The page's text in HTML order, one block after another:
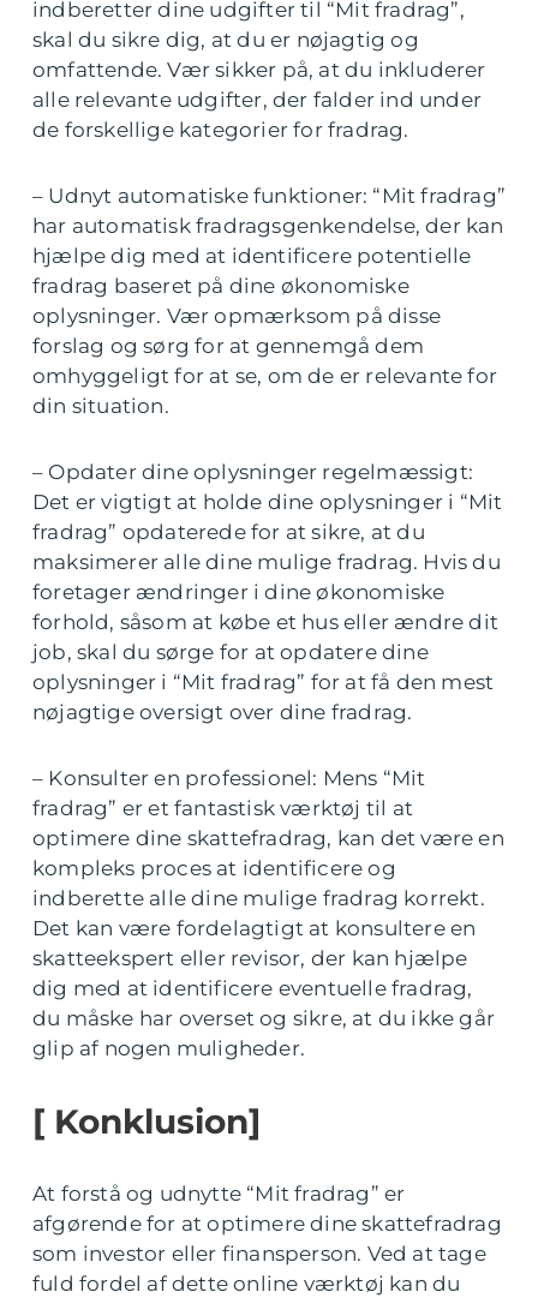
indberetter dine udgifter til “Mit fradrag”,
skal du sikre dig, at du er nøjagtig og
omfattende. Vær sikker på, at du inkluderer
alle relevante udgifter, der falder ind under
de forskellige kategorier for fradrag.
– Udnyt automatiske funktioner: “Mit fradrag”
har automatisk fradragsgenkendelse, der kan
hjælpe dig med at identificere potentielle
fradrag baseret på dine økonomiske
oplysninger. Vær opmærksom på disse
forslag og sørg for at gennemgå dem
omhyggeligt for at se, om de er relevante for
din situation.
– Opdater dine oplysninger regelmæssigt:
Det er vigtigt at holde dine oplysninger i “Mit
fradrag” opdaterede for at sikre, at du
maksimerer alle dine mulige fradrag. Hvis du
foretager ændringer i dine økonomiske
forhold, såsom at købe et hus eller ændre dit
job, skal du sørge for at opdatere dine
oplysninger i “Mit fradrag” for at få den mest
nøjagtige oversigt over dine fradrag.
– Konsulter en professionel: Mens “Mit
fradrag” er et fantastisk værktøj til at
optimere dine skattefradrag, kan det være en
kompleks proces at identificere og
indberette alle dine mulige fradrag korrekt.
Det kan være fordelagtigt at konsultere en
skatteekspert eller revisor, der kan hjælpe
dig med at identificere eventuelle fradrag,
du måske har overset og sikre, at du ikke går
glip af nogen muligheder.
[ Konklusion]
At forstå og udnytte “Mit fradrag” er
afgørende for at optimere dine skattefradrag
som investor eller finansperson. Ved at tage
fuld fordel af dette online værktøj kan du